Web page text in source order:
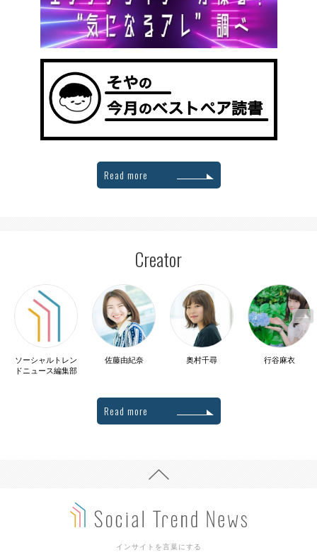
Read more
Creator
ソーシャルトレン
ドニュース編集部
佐藤由紀奈 奥村千尋 行谷麻衣
Read more
インサイトを言葉にする